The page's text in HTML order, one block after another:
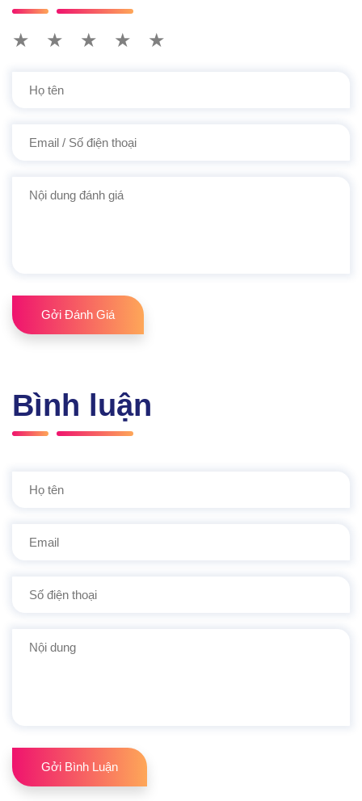
★ ★ ★ ★ ★
Gởi Đánh Giá
Bình luận
Gởi Bình Luận